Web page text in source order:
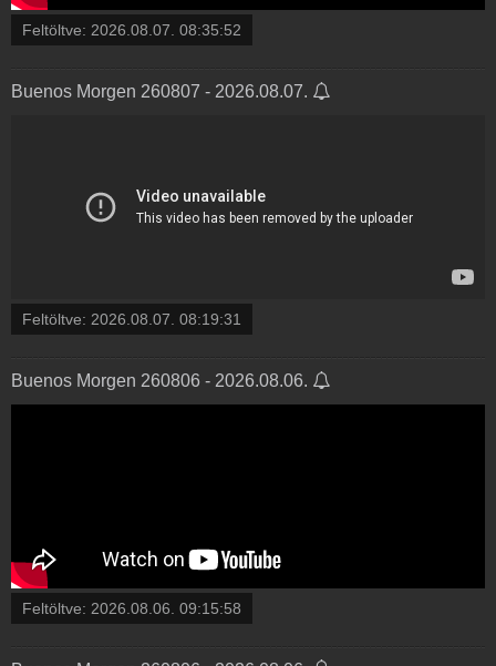
Feltöltve: 2026.08.07. 08:35:52
Buenos Morgen 260807 - 2026.08.07.
Feltöltve: 2026.08.07. 08:19:31
Buenos Morgen 260806 - 2026.08.06.
Feltöltve: 2026.08.06. 09:15:58